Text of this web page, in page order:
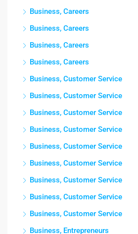
Business, Careers
Business, Careers
Business, Careers
Business, Careers
Business, Customer Service
Business, Customer Service
Business, Customer Service
Business, Customer Service
Business, Customer Service
Business, Customer Service
Business, Customer Service
Business, Customer Service
Business, Customer Service
Business, Entrepreneurs